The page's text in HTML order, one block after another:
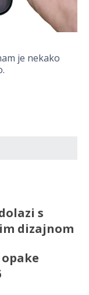
je nekako
s
dizajnom